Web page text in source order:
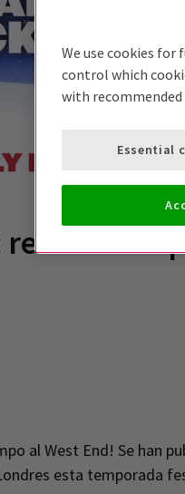
de
al West End! Se han
esta temporada
We use cookies
control which
with
Essential